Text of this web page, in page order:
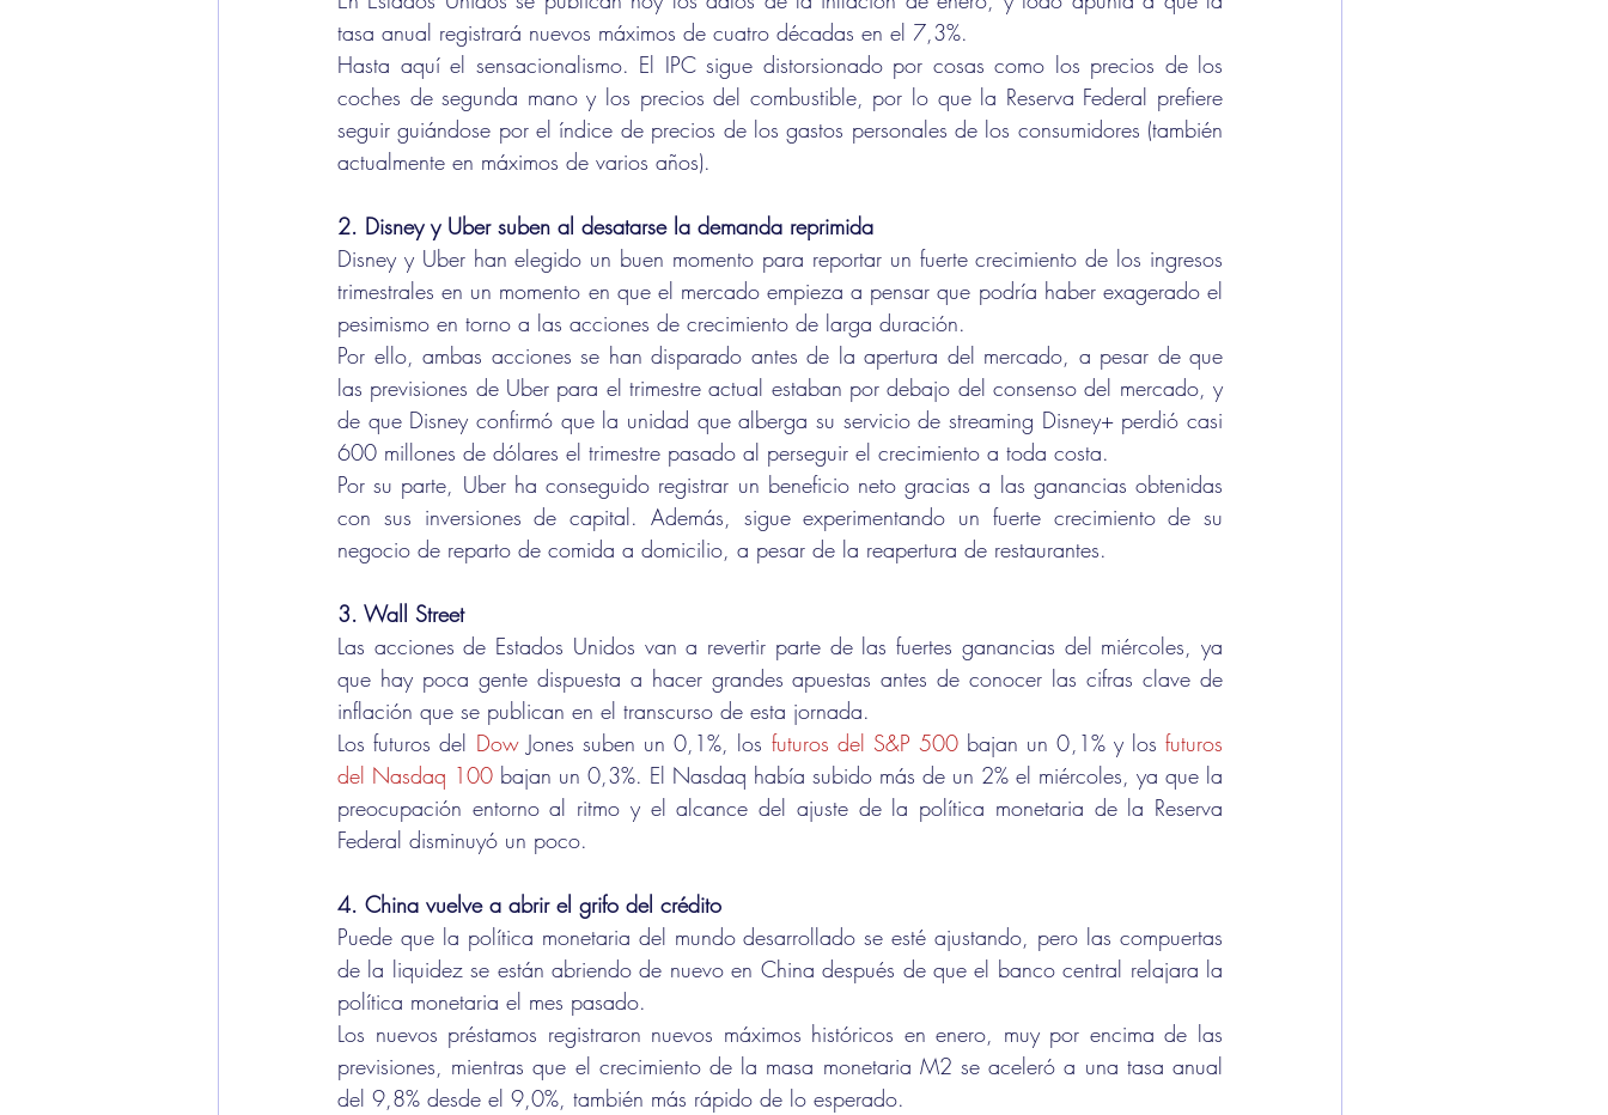
tasa anual registrará nuevos máximos de cuatro décadas en el 7,3%.
Hasta aquí el sensacionalismo. El IPC sigue distorsionado por cosas como los precios de los
coches de segunda mano y los precios del combustible, por lo que la Reserva Federal prefiere
seguir guiándose por el índice de precios de los gastos personales de los consumidores (también
actualmente en máximos de varios años).
2. Disney y Uber suben al desatarse la demanda reprimida
Disney y Uber han elegido un buen momento para reportar un fuerte crecimiento de los ingresos
trimestrales en un momento en que el mercado empieza a pensar que podría haber exagerado el
pesimismo en torno a las acciones de crecimiento de larga duración.
Por ello, ambas acciones se han disparado antes de la apertura del mercado, a pesar de que
las previsiones de Uber para el trimestre actual estaban por debajo del consenso del mercado, y
de que Disney confirmó que la unidad que alberga su servicio de streaming Disney+ perdió casi
600 millones de dólares el trimestre pasado al perseguir el crecimiento a toda costa.
Por su parte, Uber ha conseguido registrar un beneficio neto gracias a las ganancias obtenidas
con sus inversiones de capital. Además, sigue experimentando un fuerte crecimiento de su
negocio de reparto de comida a domicilio, a pesar de la reapertura de restaurantes.
3. Wall Street
Las acciones de Estados Unidos van a revertir parte de las fuertes ganancias del miércoles, ya
que hay poca gente dispuesta a hacer grandes apuestas antes de conocer las cifras clave de
inflación que se publican en el transcurso de esta jornada.
Los futuros del Dow Jones suben un 0,1%, los futuros del S&P 500 bajan un 0,1% y los futuros
del Nasdaq 100 bajan un 0,3%. El Nasdaq había subido más de un 2% el miércoles, ya que la
preocupación entorno al ritmo y el alcance del ajuste de la política monetaria de la Reserva
Federal disminuyó un poco.
4. China vuelve a abrir el grifo del crédito
Puede que la política monetaria del mundo desarrollado se esté ajustando, pero las compuertas
de la liquidez se están abriendo de nuevo en China después de que el banco central relajara la
política monetaria el mes pasado.
Los nuevos préstamos registraron nuevos máximos históricos en enero, muy por encima de las
previsiones, mientras que el crecimiento de la masa monetaria M2 se aceleró a una tasa anual
del 9,8% desde el 9,0%, también más rápido de lo esperado.